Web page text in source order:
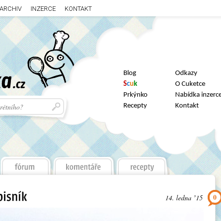
ARCHIV INZERCE KONTAKT
Blog
Scuk
Prkýnko
Recepty
Odkazy
O Cuketce
Nabídka
Kontakt
14. ledna ʼ15 0